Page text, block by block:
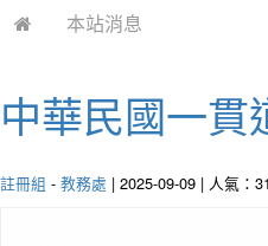
本站消息
中華民國一
註冊組 - 教務處 | 2025-09-09 | 人氣：